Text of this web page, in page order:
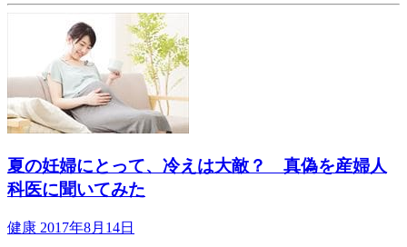
夏の妊婦にとって、冷えは大敵？ 真偽を産婦人
科医に聞いてみた
健康 2017年8月14日